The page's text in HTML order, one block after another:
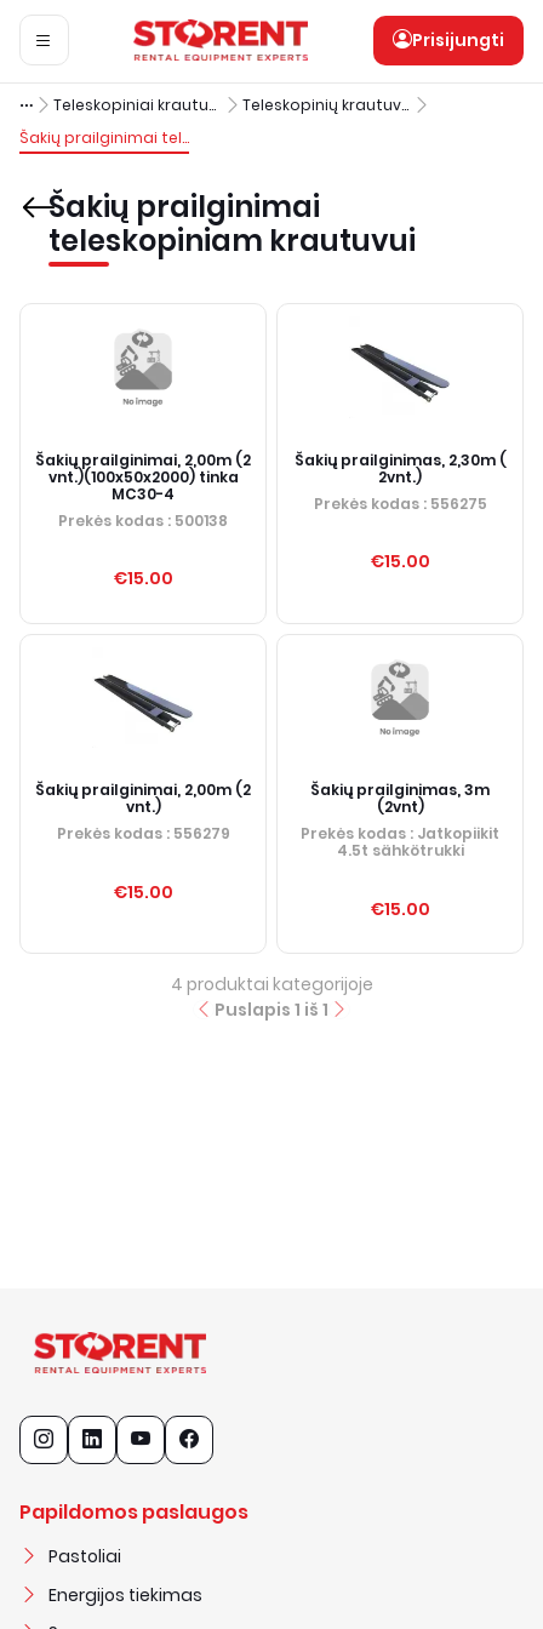
Prisijungti
Teleskopiniai krautuvai ir šakiniai krautuvai
Teleskopinių krautuvų priedai
Šakių prailginimai teleskopiniam krautuvui
Šakių prailginimai
teleskopiniam krautuvui
Šakių prailginimai, 2,00m (2
vnt.)(100x50x2000) tinka
MC30-4
Prekės kodas : 500138
€15.00
Šakių prailginimas, 2,30m (
2vnt.)
Prekės kodas: 556275
€15.00
Šakių prailginimai, 2,00m (2
vnt.)
Prekės kodas: 556279
€15.00
Šakių prailginimas, 3m
(2vnt)
Prekės kodas : Jatkopiikit
4.5t sähkötrukki
€15.00
4 produktai kategorijoje
Puslapis 1 iš 1
Papildomos paslaugos
Pastoliai
Energijos tiekimas